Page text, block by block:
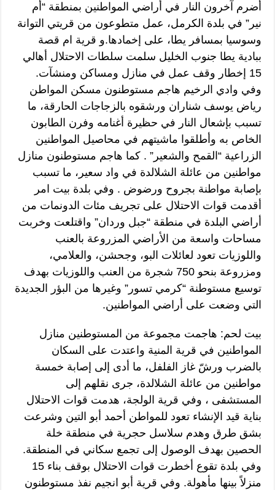
أضرم آخرون النار في أراضي المواطنين بمنطقة “أم
نير” في بلدة الكرمل، عمل متطوعون من قريتي التوانة
وسوسيا بمسافر يطا، على إخمادها.و قرية ام قصة
ببادية يطا جنوب الخليل سلمت سلطات الاحتلال أهالي
15 إخطار وقف عمل في منازل ومساكن ومنشآت.
وفي وادي الرخيم هاجم مستوطنون مسكن المواطن
رياض يوسف شناران ورشقوه بالزجاجات الحارقة، ما
تسبب بإشعال النار في حظيرة أغنامه وفرن الطابون
الخاص به وأطلقوا ماشيتهم في محاصيل المواطنين
الزراعية “القمح والشعير” . كما هاجم مستوطنون منازل
مواطنين من عائلة الشلالدة في واد سعير، ما تسبب
بإصابة مواطنة بجروح ورضوض . وفي بلدة بيت امر
أقدمت قوات الاحتلال على تجريف مئات الدونمات من
أراضي البلدة في منطقة “جبل وردان” واقتلعت وخربت
مساحات واسعة من الأراضي المزروعة بالعنب
واللوزيات تعود لعائلات البو، وجحشن، والعلامي،
ومزروعة بنحو 750 شجرة من العنب واللوزيات بهدف
توسيع مستوطنة “كرمي تسور” وغيرها من البؤر الجديدة
التي وضعت على أراضي المواطنين.
بيت لحم: هاجمت مجموعة من المستوطنين منازل
المواطنين في قرية المنية واعتدت على السكان
بالضرب ورشّ غاز الفلفل، ما أدى إلى إصابة خمسة
مواطنين من عائلة الشلالدة، جرى نقلهم إلى
المستشفى ، وفي قرية الولجة، هدمت قوات الاحتلال
بناية قيد الإنشاء تعود للمواطن أحمد أبو التين وشرعت
بشق طرق وهدم سلاسل حجرية في منطقة خلة
الحصين بهدف الوصول إلى تجمع سكاني في المنطقة.
وفي بلدة تقوع أخطرت قوات الاحتلال بوقف بناء 15
منزلاً بينها مأهولة. وفي قرية أبو انجيم نفذ مستوطنون